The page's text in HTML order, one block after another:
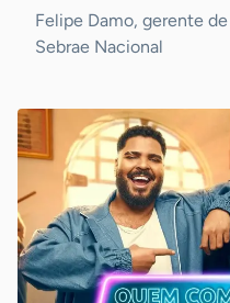
Felipe Damo, gerente
Sebrae Nacional